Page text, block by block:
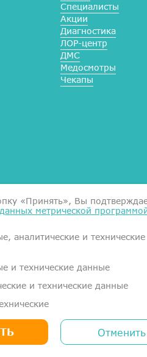
Специалисты
Акции
Диагностика
ЛОР-центр
ДМС
Медосмотры
Чекапы
Справка для
Согласие на
Контролирующие
(16, ul. Ordzhonikidze,
«Принять», Вы
метрической
аналитические и технические
и технические данные
и технические данные
Отменить